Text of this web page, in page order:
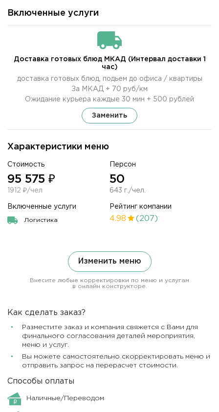
Характеристики меню
Стоимость
95 575 ₽
1912 ₽/чел
Персон
50
643 г./чел.
Включенные услуги
Логистика
Рейтинг компании
4.98 (207)
Изменить меню
Внесите любые корректировки по меню и услугам
в онлайн конструкторе.
Включенные услуги
Доставка готовых блюд МКАД (Интервал доставки 1
час)
доставка готовых блюд, подьем до офиса / квартиры
За МКАД + 70 руб/км
Ожидание курьера каждые 30 мин + 500 рублей
Заменить
Как сделать заказ?
Разместите заказ и компания свяжется с Вами для
финального согласования деталей мероприятия,
меню и услуг.
Вы можете самостоятельно скорректировать меню и
отправить запрос на перерасчет стоимости.
Способы оплаты
Наличные/Переводом